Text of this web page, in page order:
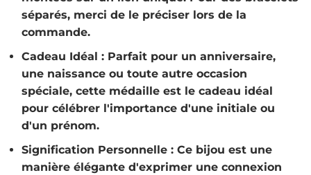
séparés, merci de le préciser lors de la
commande.
Cadeau Idéal : Parfait pour un anniversaire,
une naissance ou toute autre occasion
spéciale, cette médaille est le cadeau idéal
pour célébrer l'importance d'une initiale ou
d'un prénom.
Signification Personnelle : Ce bijou est une
manière élégante d'exprimer une connexion